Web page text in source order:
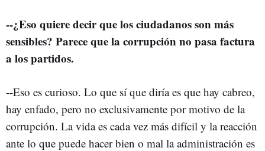
--¿Eso quiere decir que los ciudadanos son más
sensibles? Parece que la corrupción no pasa factura
a los partidos.
--Eso es curioso. Lo que sí que diría es que hay cabreo,
hay enfado, pero no exclusivamente por motivo de la
corrupción. La vida es cada vez más difícil y la reacción
ante lo que puede hacer bien o mal la administración es